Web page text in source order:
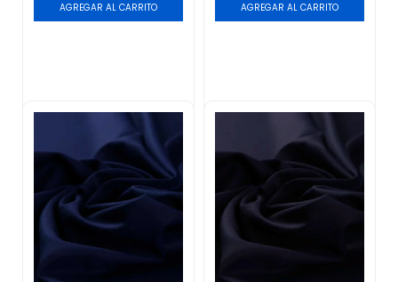
AGREGAR AL CARRITO AGREGAR AL CARRITO